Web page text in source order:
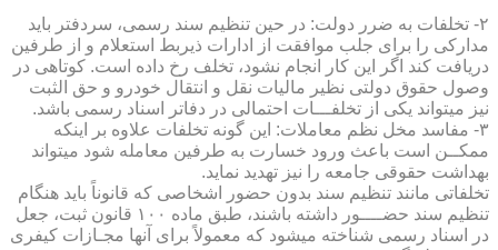
۲- تخلفات به ضرر دولت: در حین تنظیم سند رسمی، سردفتر باید
مدارکی را برای جلب موافقت از ادارات ذیربط استعلام و از طرفین
دریافت کند اگر این کار انجام نشود، تخلف رخ داده است. کوتاهی در
وصول حقوق دولتی نظیر مالیات نقل و انتقال خودرو و حق الثبت
نیز میتواند یکی از تخلفـــات احتمالی در دفاتر اسناد رسمی باشد.
۳- مفاسد مخل نظم معاملات: این گونه تخلفات علاوه بر اینکه
ممکــن است باعث ورود خسارت به طرفین معامله شود میتواند
بهداشت حقوقی جامعه را نیز تهدید نماید.
تخلفاتی مانند تنظیم سند بدون حضور اشخاصی که قانوناً باید هنگام
تنظیم سند حضــــور داشته باشند، طبق ماده ۱۰۰ قانون ثبت، جعل
در اسناد رسمی شناخته میشود که معمولاً برای آنها مجـازات کیفری